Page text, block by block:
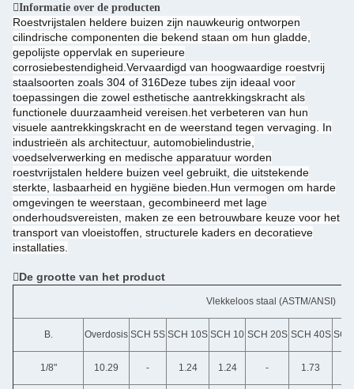
Informatie over de producten
Roestvrijstalen heldere buizen zijn nauwkeurig ontworpen
cilindrische componenten die bekend staan om hun gladde,
gepolijste oppervlak en superieure
corrosiebestendigheid.Vervaardigd van hoogwaardige roestvrij
staalsoorten zoals 304 of 316Deze tubes zijn ideaal voor
toepassingen die zowel esthetische aantrekkingskracht als
functionele duurzaamheid vereisen.het verbeteren van hun
visuele aantrekkingskracht en de weerstand tegen vervaging. In
industrieën als architectuur, automobielindustrie,
voedselverwerking en medische apparatuur worden
roestvrijstalen heldere buizen veel gebruikt, die uitstekende
sterkte, lasbaarheid en hygiëne bieden.Hun vermogen om harde
omgevingen te weerstaan, gecombineerd met lage
onderhoudsvereisten, maken ze een betrouwbare keuze voor het
transport van vloeistoffen, structurele kaders en decoratieve
installaties.
De grootte van het product
Vlekkeloos staal (ASTM/ANSI)
B. Overdosis SCH 5S SCH 10S SCH 10 SCH 20S SCH 40S
1/8" 10.29 - 1.24 1.24 - 1.73